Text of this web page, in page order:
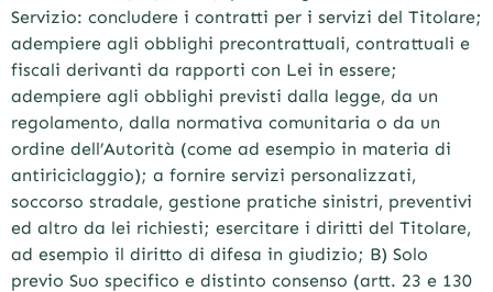
Servizio: concludere i contratti per i servizi del Titolare;
adempiere agli obblighi precontrattuali, contrattuali e
fiscali derivanti da rapporti con Lei in essere;
adempiere agli obblighi previsti dalla legge, da un
regolamento, dalla normativa comunitaria o da un
ordine dell’Autorità (come ad esempio in materia di
antiriciclaggio); a fornire servizi personalizzati,
soccorso stradale, gestione pratiche sinistri, preventivi
ed altro da lei richiesti; esercitare i diritti del Titolare,
ad esempio il diritto di difesa in giudizio; B) Solo
previo Suo specifico e distinto consenso (artt. 23 e 130